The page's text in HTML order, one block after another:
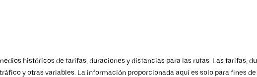
históricos de tarifas, duraciones y distancias para las rutas. Las tarifas,
y otras variables. La información proporcionada aquí es solo para fines